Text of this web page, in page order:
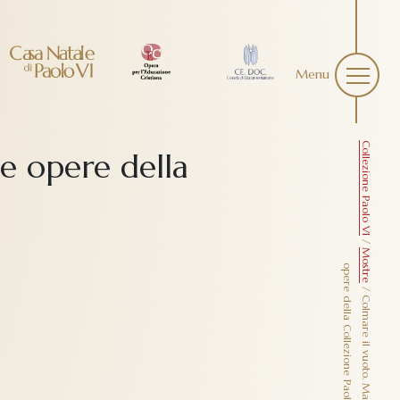
Menu
Collezione Paolo VI
/
Mostre
/
o
”
opere della